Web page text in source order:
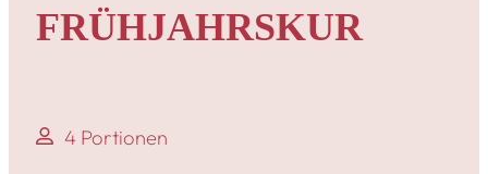
FRÜHJAHRSKUR
4 Portionen